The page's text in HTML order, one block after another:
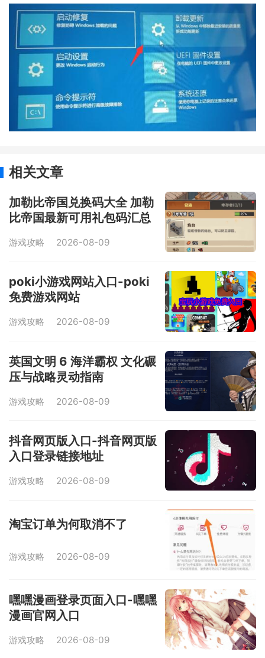
相关文章
加勒比帝国兑换码大全 加勒
比帝国最新可用礼包码汇总
游戏攻略 2026-08-09
poki小游戏网站入口-poki
免费游戏网站
游戏攻略 2026-08-09
英国文明 6 海洋霸权 文化碾
压与战略灵动指南
游戏攻略 2026-08-09
抖音网页版入口-抖音网页版
入口登录链接地址
游戏攻略 2026-08-09
淘宝订单为何取消不了
游戏攻略 2026-08-09
嘿嘿漫画登录页面入口-嘿嘿
漫画官网入口
游戏攻略 2026-08-09